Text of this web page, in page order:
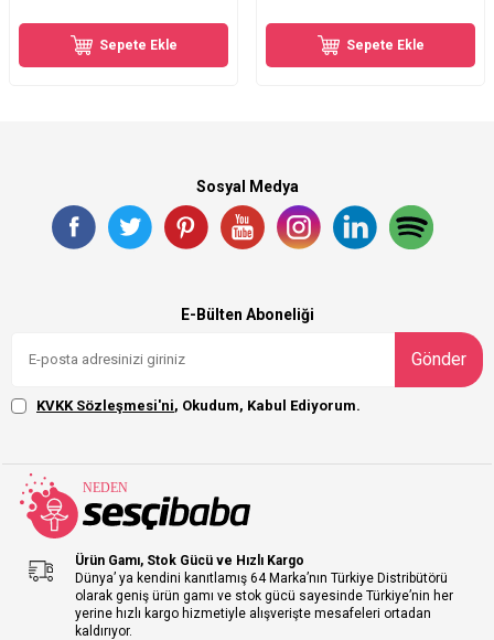
Sepete Ekle Sepete Ekle
Sosyal Medya
E-Bülten Aboneliği
Gönder
KVKK Sözleşmesi'ni, Okudum, Kabul Ediyorum.
Ürün Gamı, Stok Gücü ve Hızlı Kargo
Dünya’ ya kendini kanıtlamış 64 Marka’nın Türkiye Distribütörü
olarak geniş ürün gamı ve stok gücü sayesinde Türkiye’nin her
yerine hızlı kargo hizmetiyle alışverişte mesafeleri ortadan
kaldırıyor.